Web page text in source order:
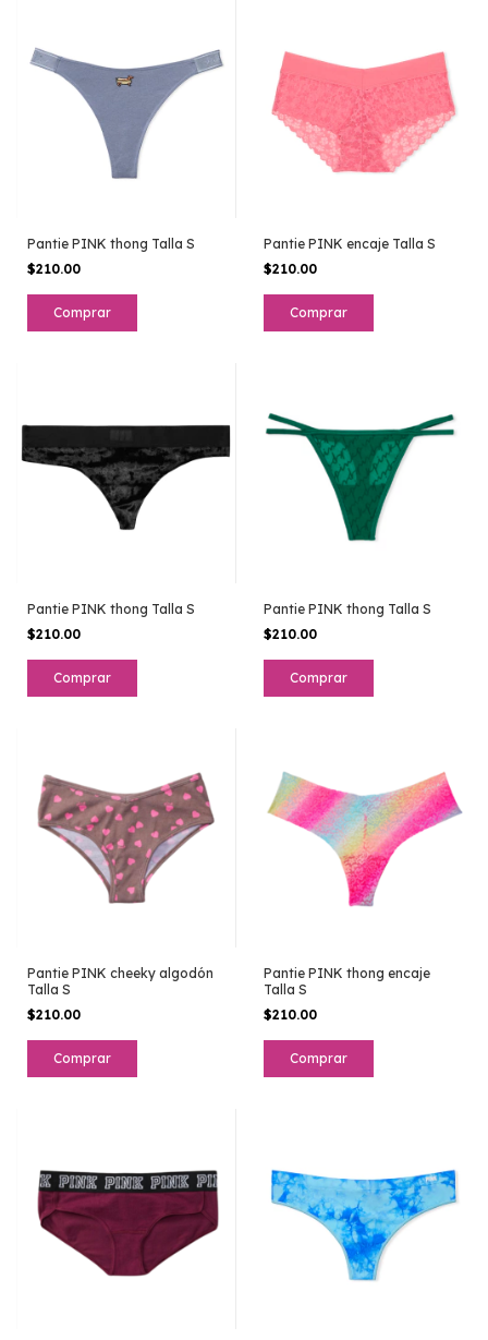
Pantie PINK thong Talla S
$210.00
Pantie PINK encaje Talla S
$210.00
Pantie PINK thong Talla S
$210.00
Pantie PINK thong Talla S
$210.00
Pantie PINK cheeky algodón
Talla S
$210.00
Pantie PINK thong encaje
Talla S
$210.00